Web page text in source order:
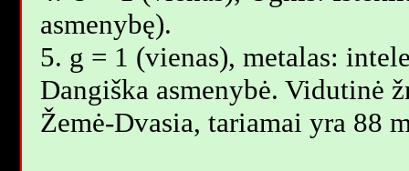
asmenybę).
5. g = 1 (vienas), metalas:
Dangiška asmenybė. Vidutinė
Žemė-Dvasia, tariamai yra 88